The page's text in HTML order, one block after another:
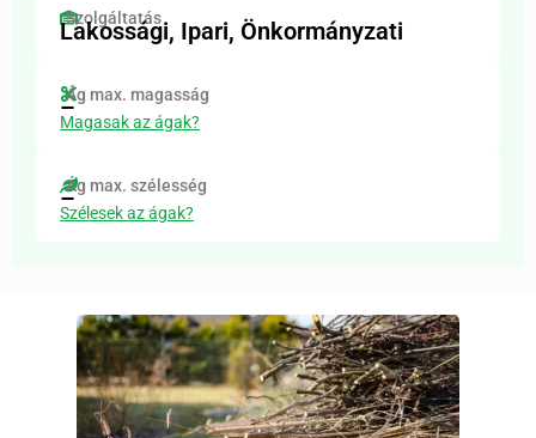
Szolgáltatás
Lakossági, Ipari, Önkormányzati
Ág max. magasság
–
Magasak az ágak?
Ág max. szélesség
–
Szélesek az ágak?